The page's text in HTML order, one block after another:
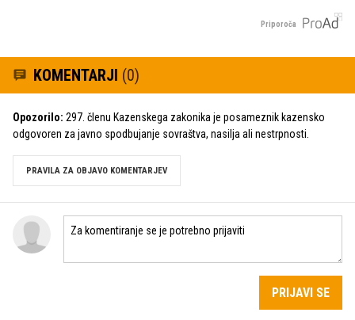
Priporoča
KOMENTARJI (0)
Opozorilo: 297. členu Kazenskega zakonika je posameznik kazensko
odgovoren za javno spodbujanje sovraštva, nasilja ali nestrpnosti.
PRAVILA ZA OBJAVO KOMENTARJEV
PRIJAVI SE